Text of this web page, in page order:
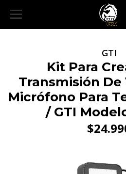
GTI
Kit Para
Transmisión De
Micrófono Para
/ GTI